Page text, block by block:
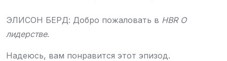
ЭЛИСОН БЕРД: Добро пожаловать в HBR О
лидерстве.
Надеюсь, вам понравится этот эпизод.